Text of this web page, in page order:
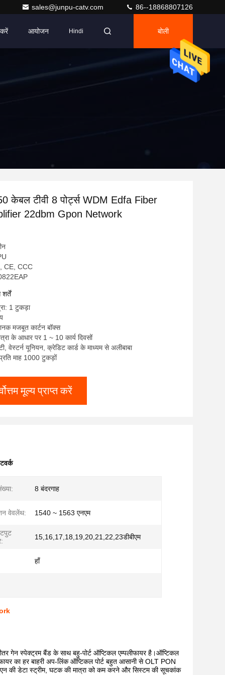
sales@junpu-catv.com 86--18868807126
आयोजन Hindi बोली
केबल टीवी 8 पोर्ट्स WDM Edfa Fiber
22dbm Gpon Network
CE, CCC
1 टुकड़ा
मजबूत कार्टन बॉक्स
के आधार पर 1 ~ 10 कार्य दिवसों
वेस्टर्न यूनियन, क्रेडिट कार्ड के माध्यम से अलीबाबा
माह 1000 टुकड़ों
मूल्य प्राप्त करें
8 बंदरगाह
वेवलेंथ: 1540 ~ 1563 एनएम
15,16,17,18,19,20,21,22,23डीबीएम
हाँ
स्पेक्ट्रम बैंड के साथ बहु-पोर्ट ऑप्टिकल एम्पलीफायर है।ऑप्टिकल
का हर बाहरी अप-लिंक ऑप्टिकल पोर्ट बहुत आसानी से OLT PON
की डेटा स्ट्रीम, घटक की मात्रा को कम करने और सिस्टम की सूचकांक